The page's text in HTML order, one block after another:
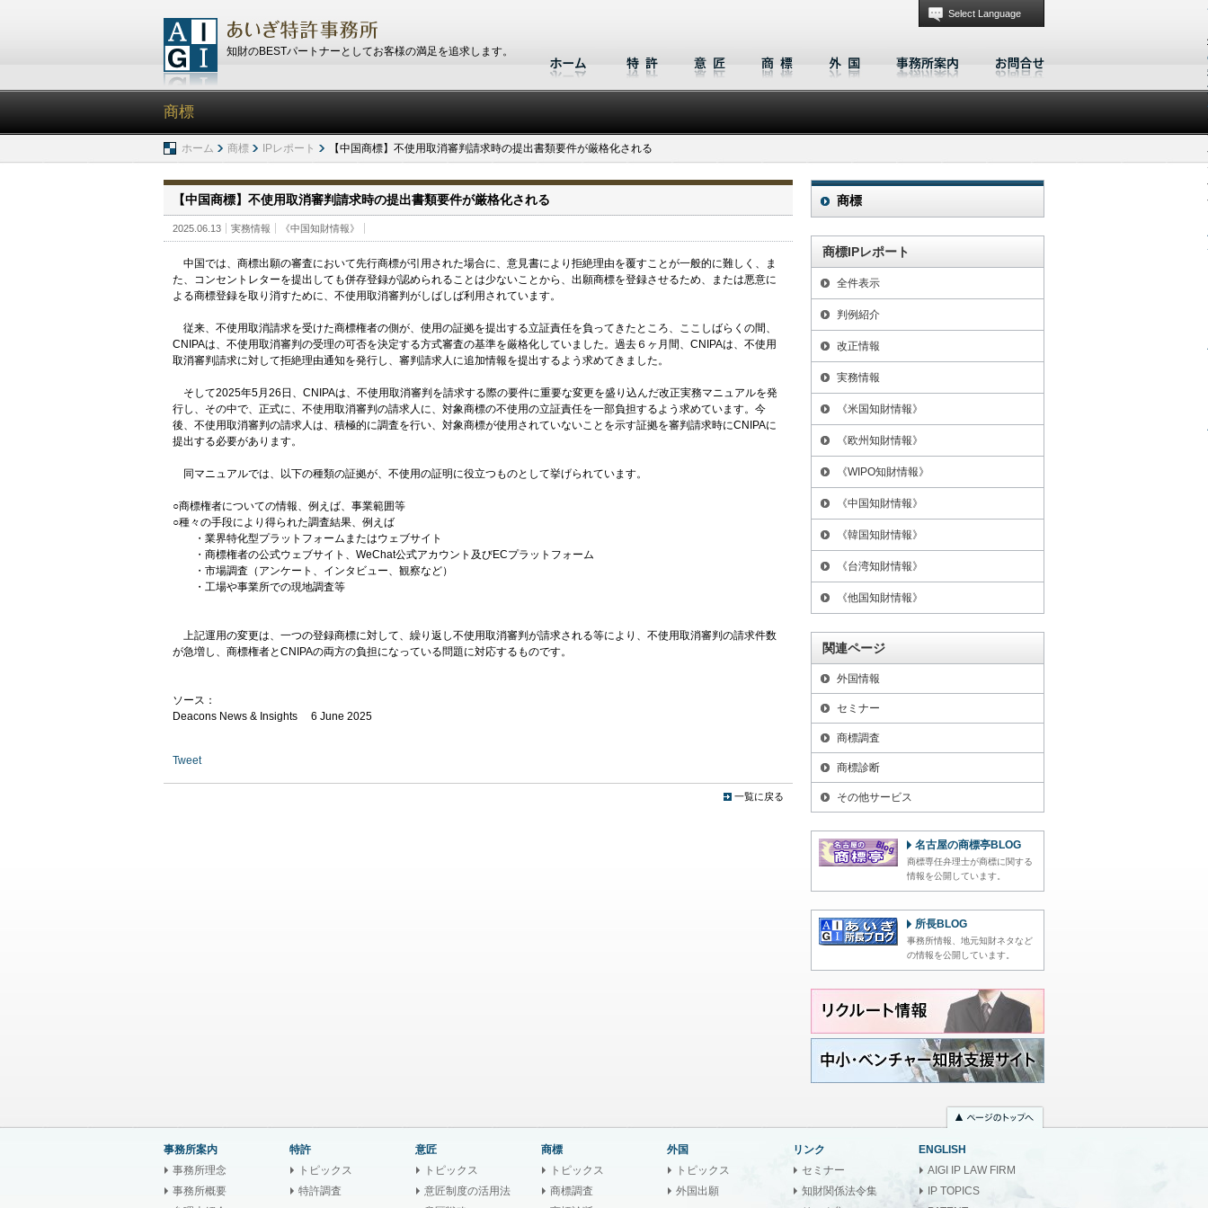
知財のBESTパートナーとしてお客様の満足を追求します。
Select Language
商標
ホーム 商標 IPレポート 【中国商標】不使用取消審判請求時の提出書類要件が厳格化される
【中国商標】不使用取消審判請求時の提出書類要件が厳格化される
2025.06.13 実務情報 《中国知財情報》
中国では、商標出願の審査において先行商標が引用された場合に、意見書により拒絶理由を覆すことが一般的に難しく、ま
た、コンセントレターを提出しても併存登録が認められることは少ないことから、出願商標を登録させるため、または悪意に
よる商標登録を取り消すために、不使用取消審判がしばしば利用されています。
従来、不使用取消請求を受けた商標権者の側が、使用の証拠を提出する立証責任を負ってきたところ、ここしばらくの間、
CNIPAは、不使用取消審判の受理の可否を決定する方式審査の基準を厳格化していました。過去６ヶ月間、CNIPAは、不使用
取消審判請求に対して拒絶理由通知を発行し、審判請求人に追加情報を提出するよう求めてきました。
そして2025年5月26日、CNIPAは、不使用取消審判を請求する際の要件に重要な変更を盛り込んだ改正実務マニュアルを発
行し、その中で、正式に、不使用取消審判の請求人に、対象商標の不使用の立証責任を一部負担するよう求めています。今
後、不使用取消審判の請求人は、積極的に調査を行い、対象商標が使用されていないことを示す証拠を審判請求時にCNIPAに
提出する必要があります。
同マニュアルでは、以下の種類の証拠が、不使用の証明に役立つものとして挙げられています。
○商標権者についての情報、例えば、事業範囲等
○種々の手段により得られた調査結果、例えば
・業界特化型プラットフォームまたはウェブサイト
・商標権者の公式ウェブサイト、WeChat公式アカウント及びECプラットフォーム
・市場調査（アンケート、インタビュー、観察など）
・工場や事業所での現地調査等
上記運用の変更は、一つの登録商標に対して、繰り返し不使用取消審判が請求される等により、不使用取消審判の請求件数
が急増し、商標権者とCNIPAの両方の負担になっている問題に対応するものです。
ソース：
Deacons News & Insights 6 June 2025
Tweet
一覧に戻る
商標
商標IPレポート
全件表示
判例紹介
改正情報
実務情報
《米国知財情報》
《欧州知財情報》
《WIPO知財情報》
《中国知財情報》
《韓国知財情報》
《台湾知財情報》
《他国知財情報》
関連ページ
外国情報
セミナー
商標調査
商標診断
その他サービス
名古屋の商標亭BLOG
商標専任弁理士が商標に関する
情報を公開しています。
所長BLOG
事務所情報、地元知財ネタなど
の情報を公開しています。
事務所案内
事務所理念
事務所概要
特許
トピックス
特許調査
意匠
トピックス
意匠制度の活用法
商標
トピックス
商標調査
外国
トピックス
外国出願
リンク
セミナー
知財関係法令集
ENGLISH
AIGI IP LAW FIRM
IP TOPICS